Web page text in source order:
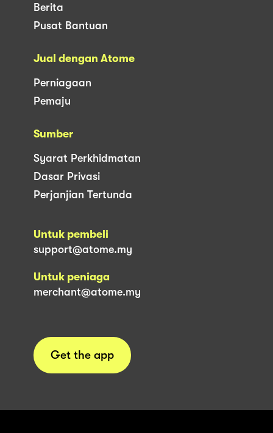
Berita
Pusat Bantuan
Jual dengan Atome
Perniagaan
Pemaju
Sumber
Syarat Perkhidmatan
Dasar Privasi
Perjanjian Tertunda
Untuk pembeli
support@atome.my
Untuk peniaga
merchant@atome.my
Get the app